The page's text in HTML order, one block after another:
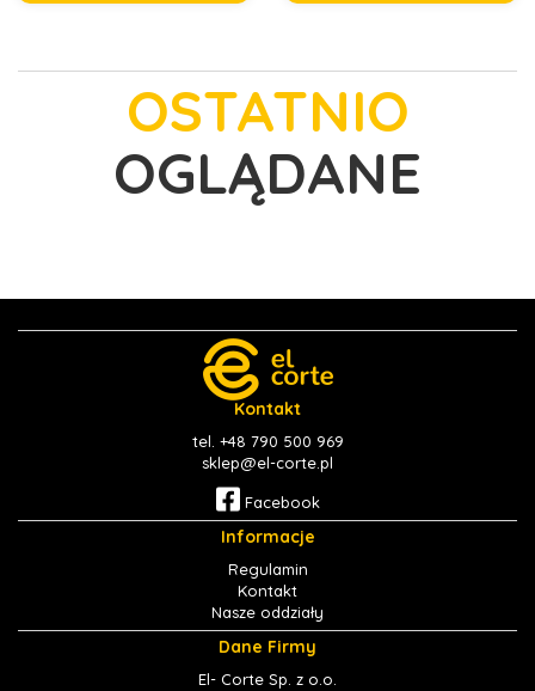
OSTATNIO
OGLĄDANE
Kontakt
tel. +48 790 500 969
sklep@el-corte.pl
Facebook
Informacje
Regulamin
Kontakt
Nasze oddziały
Dane Firmy
El- Corte Sp. z o.o.